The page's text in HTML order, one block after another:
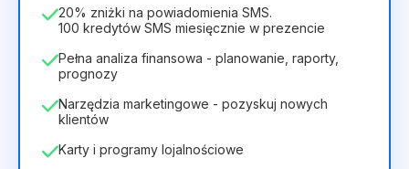
336zł za 12 Months
20% zniżki na powiadomienia SMS.
100 kredytów SMS miesięcznie w prezencie
Pełna analiza finansowa - planowanie, raporty,
prognozy
Narzędzia marketingowe - pozyskuj nowych
klientów
Karty i programy lojalnościowe